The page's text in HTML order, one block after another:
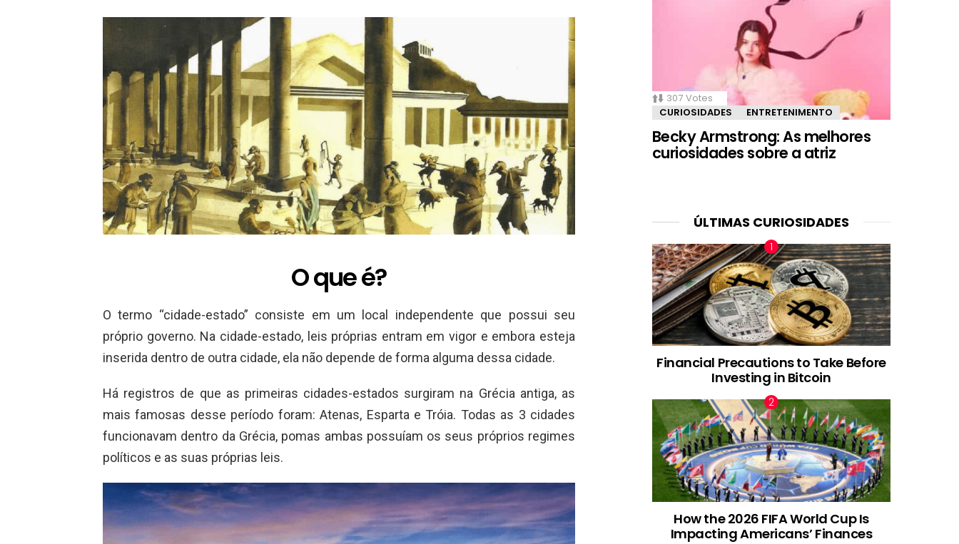
O que é?
O termo “cidade-estado” consiste em um local independente que possui seu
próprio governo. Na cidade-estado, leis próprias entram em vigor e embora esteja
inserida dentro de outra cidade, ela não depende de forma alguma dessa cidade.
Há registros de que as primeiras cidades-estados surgiram na Grécia antiga, as
mais famosas desse período foram: Atenas, Esparta e Tróia. Todas as 3 cidades
funcionavam dentro da Grécia, pomas ambas possuíam os seus próprios regimes
políticos e as suas próprias leis.
307 Votes
CURIOSIDADES
ENTRETENIMENTO
Becky Armstrong: As melhores
curiosidades sobre a atriz
ÚLTIMAS CURIOSIDADES
Financial Precautions to Take Before
Investing in Bitcoin
How the 2026 FIFA World Cup Is
Impacting Americans’ Finances